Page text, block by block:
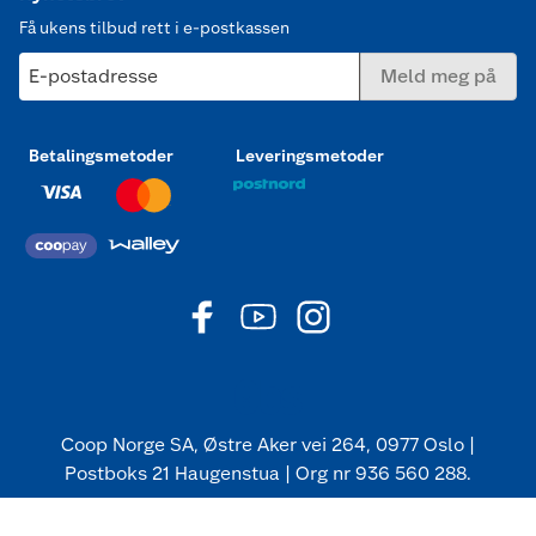
Få ukens tilbud rett i e-postkassen
E-postadresse Meld meg på
Betalingsmetoder Leveringsmetoder
Coop Norge SA, Østre Aker vei 264, 0977 Oslo |
Postboks 21 Haugenstua | Org nr 936 560 288.